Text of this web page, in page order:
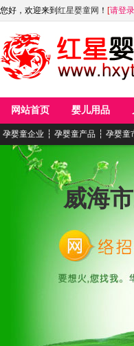
您好，欢迎来到 红星婴童网 ！ [请登录
网站首页 婴儿用品
孕婴童企业 ┆ 孕婴童产品 ┆ 孕婴童
威海